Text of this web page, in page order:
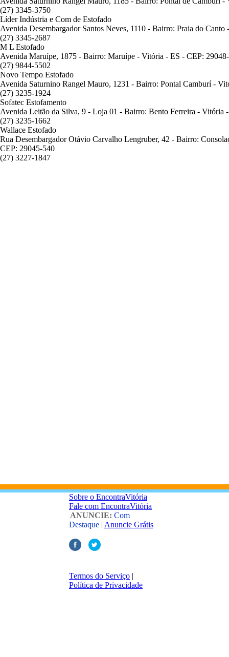
(27) 3345-3750
Líder Indústria e Com de Estofado
Avenida Desembargador Santos Neves, 1110 - Bairro: Praia do
(27) 3345-2687
M L Estofado
Avenida Maruípe, 1875 - Bairro: Maruípe - Vitória - ES - CEP:
(27) 9844-5502
Novo Tempo Estofado
Avenida Saturnino Rangel Mauro, 1231 - Bairro: Pontal Camburí -
(27) 3235-1924
Sofatec Estofamento
Avenida Leitão da Silva, 9 - Loja 01 - Bairro: Bento Ferreira - Vitória
(27) 3235-1662
Wallace Estofado
Rua Desembargador Otávio Carvalho Lengruber, 42 - Bairro:
CEP: 29045-540
(27) 3227-1847
Sobre o EncontraVitória
Fale com EncontraVitória
ANUNCIE: Com
Destaque | Anuncie Grátis
Termos do Serviço |
Política de Privacidade